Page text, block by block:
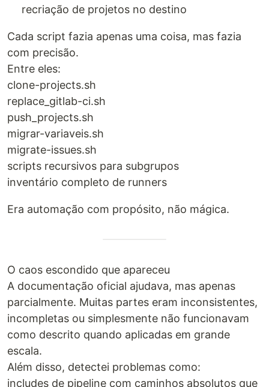
recriação de projetos no destino
Cada script fazia apenas uma coisa, mas fazia
com precisão.
Entre eles:
clone-projects.sh
replace_gitlab-ci.sh
push_projects.sh
migrar-variaveis.sh
migrate-issues.sh
scripts recursivos para subgrupos
inventário completo de runners
Era automação com propósito, não mágica.
O caos escondido que apareceu
A documentação oficial ajudava, mas apenas
parcialmente. Muitas partes eram inconsistentes,
incompletas ou simplesmente não funcionavam
como descrito quando aplicadas em grande
escala.
Além disso, detectei problemas como:
includes de pipeline com caminhos absolutos que